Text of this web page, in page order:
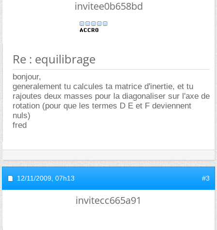
invitee0b658bd
Re : equilibrage
bonjour,
generalement tu calcules ta matrice d'inertie, et tu
rajoutes deux masses pour la diagonaliser sur l'axe de
rotation (pour que les termes D E et F deviennent
nuls)
fred
12/11/2009, 07h13 #3
invitecc665a91